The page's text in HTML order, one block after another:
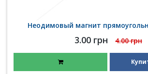
Неодимовый магнит
3.00 грн 4.00 грн